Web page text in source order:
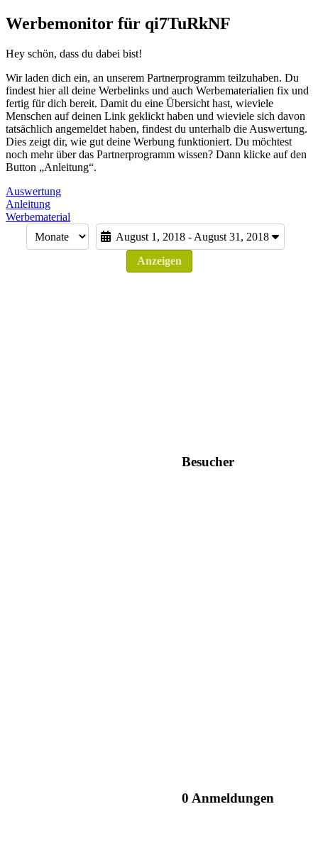
Werbemonitor für qi7TuRkNF
Hey schön, dass du dabei bist!
Wir laden dich ein, an unserem Partnerprogramm teilzuhaben. Du
findest hier all deine Werbelinks und auch Werbematerialien fix und
fertig für dich bereit. Damit du eine Übersicht hast, wieviele
Menschen auf deinen Link geklickt haben und wieviele sich davon
tatsächlich angemeldet haben, findest du unterhalb die Auswertung.
Dies zeigt dir, wie gut deine Werbung funktioniert. Du möchtest
noch mehr über das Partnerprogramm wissen? Dann klicke auf den
Button „Anleitung“.
Auswertung
Anleitung
Werbematerial
August 1, 2018 - August 31, 2018
Anzeigen
Besucher
0 Anmeldungen